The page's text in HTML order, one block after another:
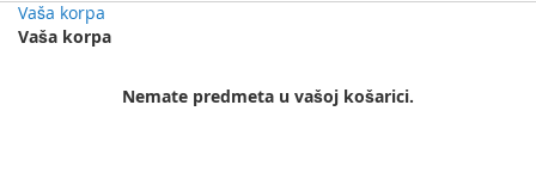
Vaša korpa
Vaša korpa
Nemate predmeta u vašoj košarici.